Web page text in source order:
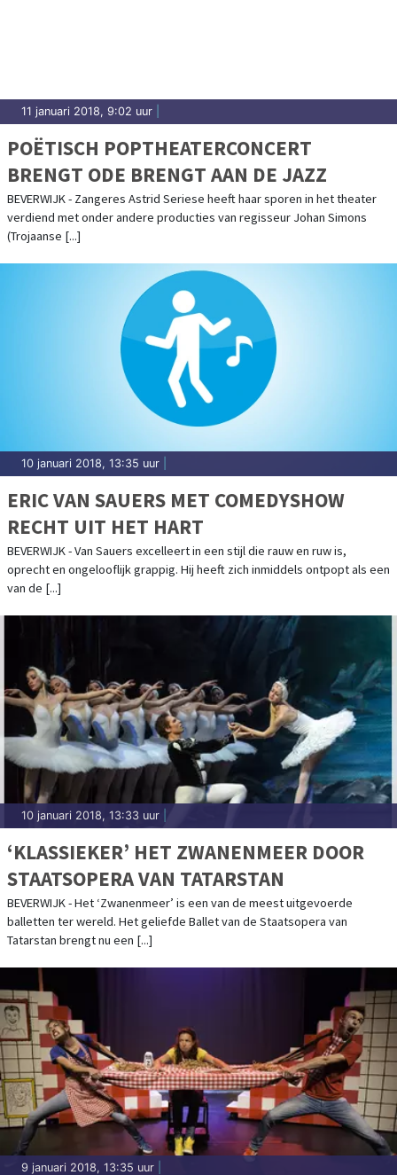
11 januari 2018, 9:02 uur
POËTISCH POPTHEATERCONCERT
BRENGT ODE BRENGT AAN DE JAZZ
BEVERWIJK - Zangeres Astrid Seriese heeft haar sporen in het theater
verdiend met onder andere producties van regisseur Johan Simons
(Trojaanse [...]
10 januari 2018, 13:35 uur
ERIC VAN SAUERS MET COMEDYSHOW
RECHT UIT HET HART
BEVERWIJK - Van Sauers excelleert in een stijl die rauw en ruw is,
oprecht en ongelooflijk grappig. Hij heeft zich inmiddels ontpopt als een
van de [...]
10 januari 2018, 13:33 uur
‘KLASSIEKER’ HET ZWANENMEER DOOR
STAATSOPERA VAN TATARSTAN
BEVERWIJK - Het ‘Zwanenmeer’ is een van de meest uitgevoerde
balletten ter wereld. Het geliefde Ballet van de Staatsopera van
Tatarstan brengt nu een [...]
9 januari 2018, 13:35 uur